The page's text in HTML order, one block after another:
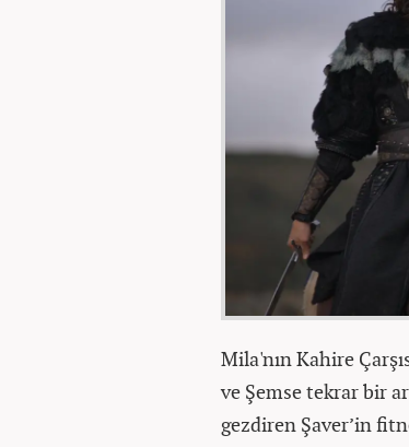
Mila'nın Kahire
ve Şemse tekrar bir
gezdiren Şaver’in